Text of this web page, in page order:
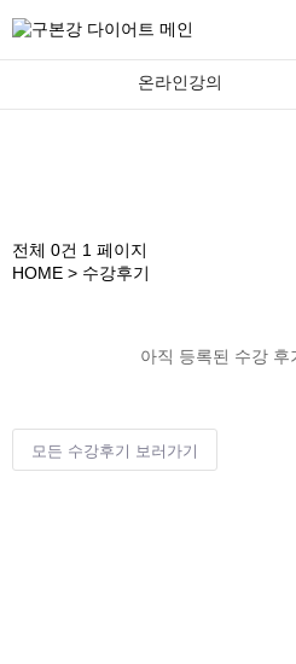
온라인강의
전체 0건 1 페이지
HOME > 수강후기
아직 등록된 수강 후
모든 수강후기 보러가기